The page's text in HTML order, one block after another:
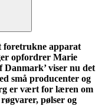
apparat
opfordrer Marie
Danmark’ viser nu det
små producenter og
er vært for læren om
pølser og